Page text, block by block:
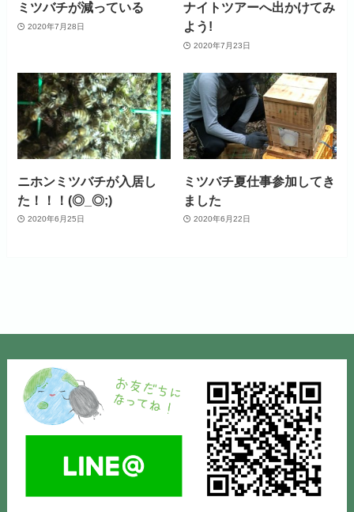
ミツバチが減っている
2020年7月28日
ナイトツアーへ出かけてみ
よう!
2020年7月23日
ニホンミツバチが入居し
た！！！(◎_◎;)
2020年6月25日
ミツバチ夏仕事参加してき
ました
2020年6月22日